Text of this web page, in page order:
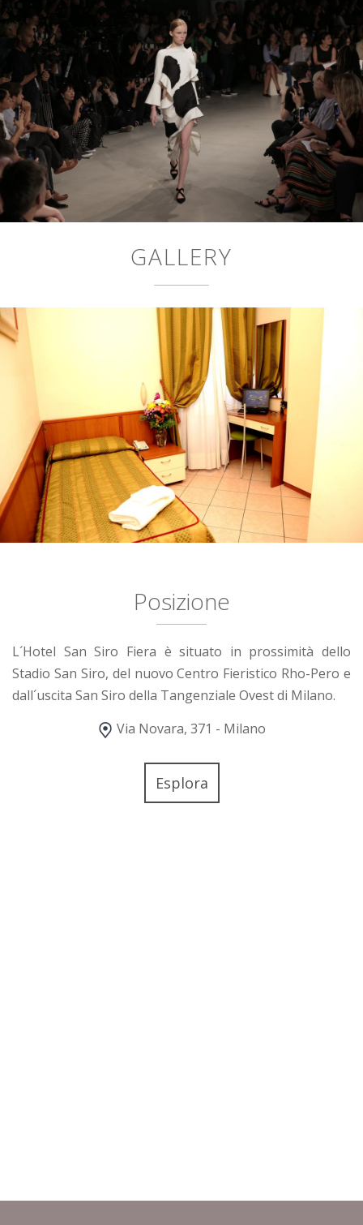
GALLERY
Posizione
L´Hotel San Siro Fiera è situato in prossimità dello
Stadio San Siro, del nuovo Centro Fieristico Rho-Pero e
dall´uscita San Siro della Tangenziale Ovest di Milano.
Via Novara, 371 - Milano
Esplora